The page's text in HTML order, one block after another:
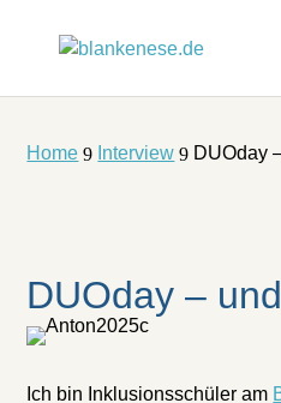
Home 9 Interview 9 DUOday
DUOday –
Ich bin Inklusionsschüler am